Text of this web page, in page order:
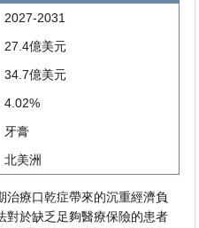
2027-2031
27.4億美元
34.7億美元
4.02%
牙膏
北美洲
治療口乾症帶來的沉重經濟負
對於缺乏足夠醫療保險的患者